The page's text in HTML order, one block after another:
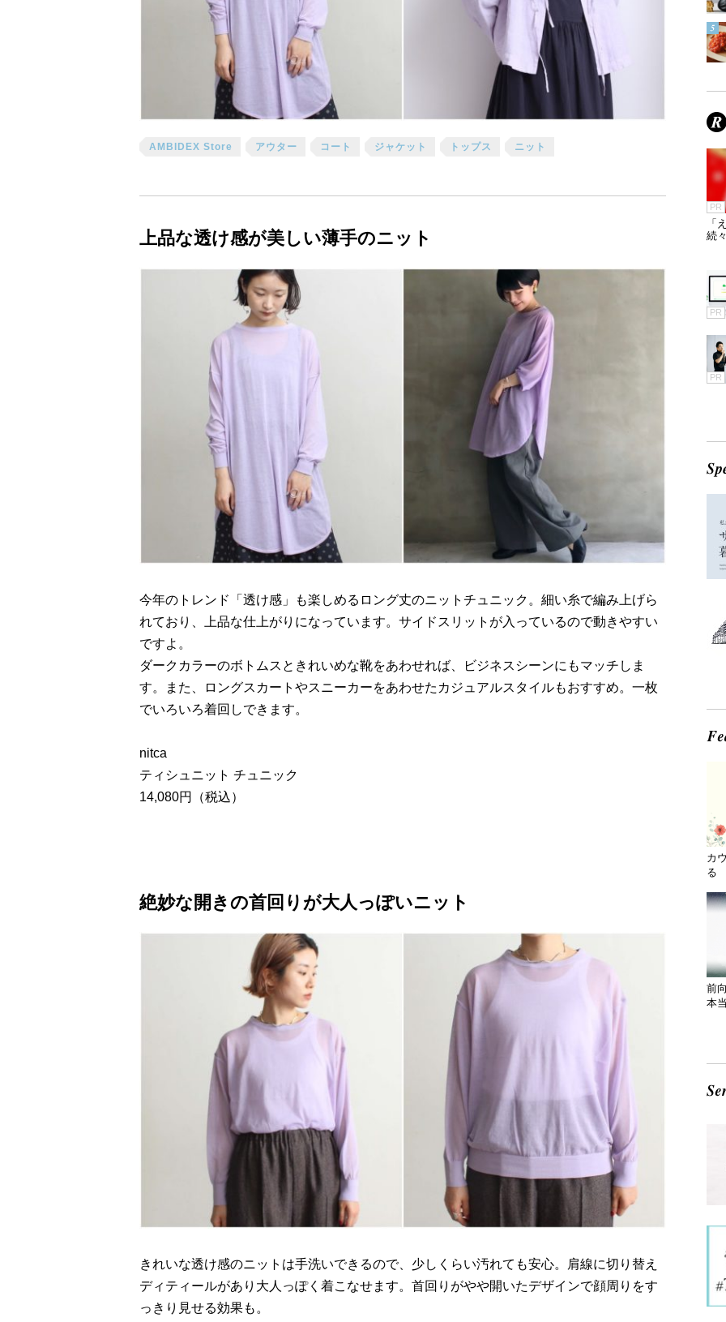
AMBIDEX Store アウター コート ジャケット トップス ニット
上品な透け感が美しい薄手のニット
今年のトレンド「透け感」も楽しめるロング丈のニットチュニック。細い糸で編み上げら
れており、上品な仕上がりになっています。サイドスリットが入っているので動きやすい
ですよ。
ダークカラーのボトムスときれいめな靴をあわせれば、ビジネスシーンにもマッチしま
す。また、ロングスカートやスニーカーをあわせたカジュアルスタイルもおすすめ。一枚
でいろいろ着回しできます。
nitca
ティシュニット チュニック
14,080円（税込）
絶妙な開きの首回りが大人っぽいニット
きれいな透け感のニットは手洗いできるので、少しくらい汚れても安心。肩線に切り替え
ディティールがあり大人っぽく着こなせます。首回りがやや開いたデザインで顔周りをす
っきり見せる効果も。
PR
「
続
PR
PR
カ
る
前
本